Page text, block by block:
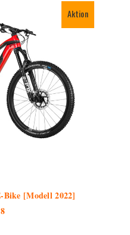
[Modell 2022]
Aktion